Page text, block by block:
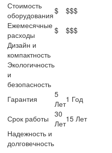
Стоимость
оборудования$ $$$
Ежемесячные
расходы
$ $$$
Дизайн и
компактность
Экологичность
и
безопасность
Гарантия
5
Лет1 Год
Срок работы
30
Лет15 Лет
Надежность и
долговечность